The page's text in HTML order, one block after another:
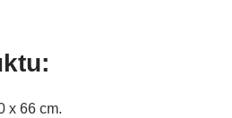
x 66 cm.